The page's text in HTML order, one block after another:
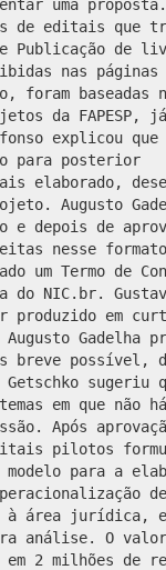
uma
de editais que
Publicação de
nas páginas
foram baseadas
da FAPESP,
explicou
para posterior
elaborado,
Augusto
e depois de
nesse
um Termo de
do NIC.br.
produzido em
Gadelha
breve possível,
sugeriu
em que não há
Após
pilotos
para a
à área jurídica,
análise. O
2 milhões de